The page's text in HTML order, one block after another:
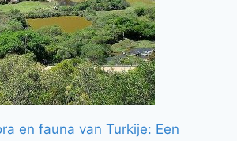
en fauna van Turkije: Een